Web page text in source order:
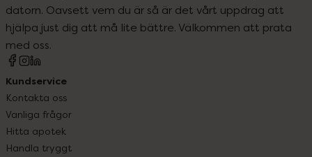
datorn. Oavsett vem du är så är det vårt uppdrag att
hjälpa just dig att må lite bättre. Välkommen att prata
med oss.
Kundservice
Kontakta oss
Vanliga frågor
Hitta apotek
Handla tryggt